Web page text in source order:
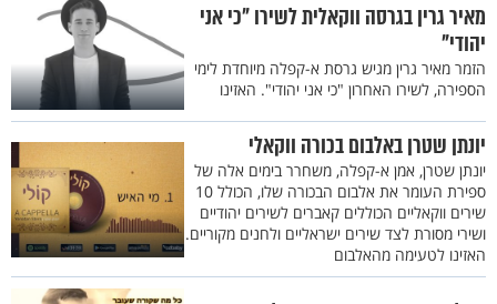
מאיר גרין בגרסה ווקאלית לשירו "כי אני
יהודי"
הזמר מאיר גרין מגיש גרסת א-קפלה מיוחדת לימי
הספירה, לשירו האחרון "כי אני יהודי". האזינו
יונתן שטרן באלבום בכורה ווקאלי
יונתן שטרן, אמן א-קפלה, משחרר בימים אלה של
ספירת העומר את אלבום הבכורה שלו, הכולל 10
שירים ווקאליים הכוללים קאברים לשירים יהודיים
ושירי מסורת לצד שירים ישראליים ולחנים מקוריים.
האזינו לטעימה מהאלבום